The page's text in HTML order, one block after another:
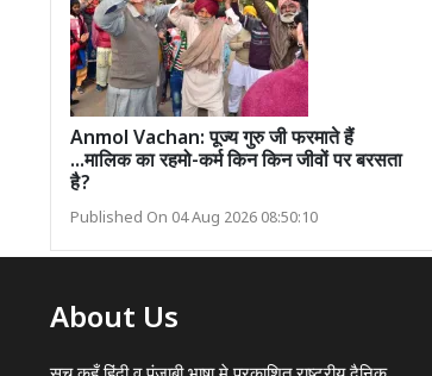
Anmol Vachan: पूज्य गुरु जी फरमाते हैं
...मालिक का रहमो-कर्म किन किन जीवों पर बरसता
है?
Published On 04 Aug 2026 08:50:10
About Us